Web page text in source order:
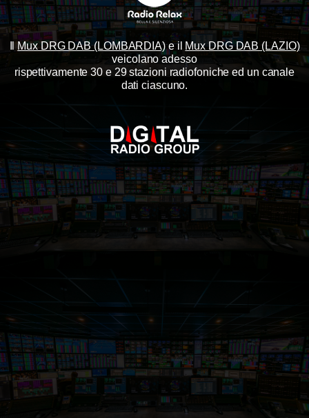
Mux DRG DAB (LOMBARDIA)e il Mux DRG DAB (LAZIO)
veicolano adesso
rispettivamente 30 e 29 stazioni radiofoniche ed un canale
dati ciascuno.